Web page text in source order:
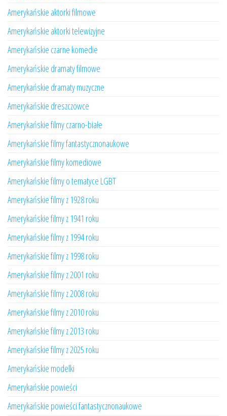
Amerykańskie aktorki filmowe
Amerykańskie aktorki telewizyjne
Amerykańskie czarne komedie
Amerykańskie dramaty filmowe
Amerykańskie dramaty muzyczne
Amerykańskie dreszczowce
Amerykańskie filmy czarno-białe
Amerykańskie filmy fantastycznonaukowe
Amerykańskie filmy komediowe
Amerykańskie filmy o tematyce LGBT
Amerykańskie filmy z 1928 roku
Amerykańskie filmy z 1941 roku
Amerykańskie filmy z 1994 roku
Amerykańskie filmy z 1998 roku
Amerykańskie filmy z 2001 roku
Amerykańskie filmy z 2008 roku
Amerykańskie filmy z 2010 roku
Amerykańskie filmy z 2013 roku
Amerykańskie filmy z 2025 roku
Amerykańskie modelki
Amerykańskie powieści
Amerykańskie powieści fantastycznonaukowe